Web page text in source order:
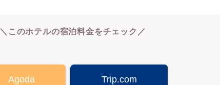
＼このホテルの宿泊料金をチェック／
Agoda Trip.com